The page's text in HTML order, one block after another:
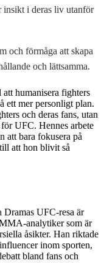
insikt i deras liv utanför
och förmåga att skapa
och lättsamma.
humanisera fighters
ett mer personligt plan.
och deras fans, utan
UFC. Hennes arbete
att bara fokusera på
att hon blivit så
Dramas UFC-resa är
analytiker som är
åsikter. Han riktade
inom sporten,
bland fans och